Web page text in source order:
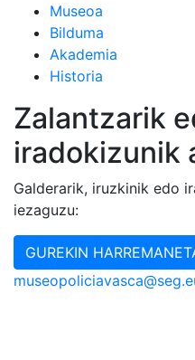
Museoa
Bilduma
Akademia
Historia
Zalantzarik
iradokizunik
Galderarik, iruzkinik edo
iezaguzu:
GUREKIN